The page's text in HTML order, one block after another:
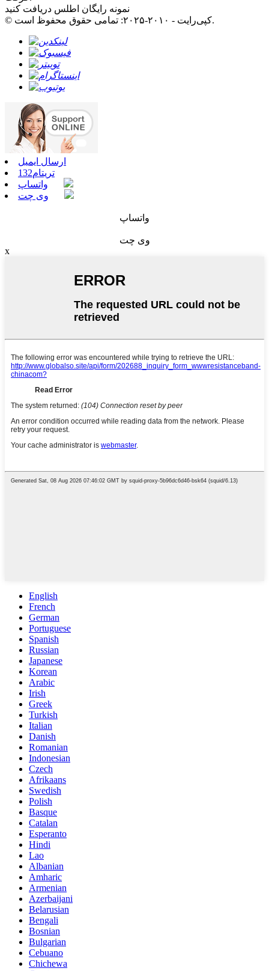
نمونه رایگان اطلس دریافت کنید
© کپی‌رایت - ۲۰۱۰-۲۰۲۵: تمامی حقوق محفوظ است.
ارسال ایمیل
تریتام132
واتساپ
وی چت
واتساپ
وی چت
x
English
French
German
Portuguese
Spanish
Russian
Japanese
Korean
Arabic
Irish
Greek
Turkish
Italian
Danish
Romanian
Indonesian
Czech
Afrikaans
Swedish
Polish
Basque
Catalan
Esperanto
Hindi
Lao
Albanian
Amharic
Armenian
Azerbaijani
Belarusian
Bengali
Bosnian
Bulgarian
Cebuano
Chichewa